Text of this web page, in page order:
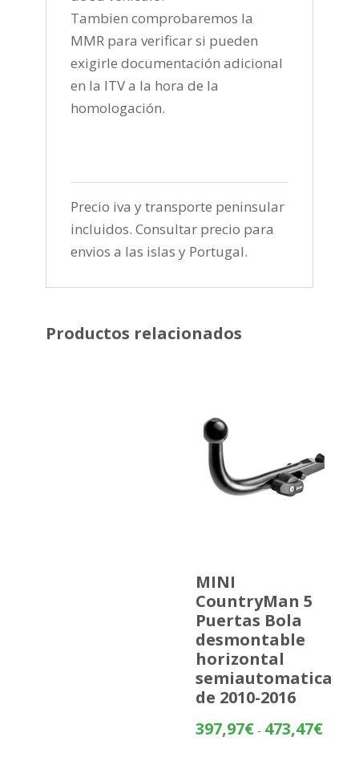
Tambien comprobaremos la
MMR para verificar si pueden
exigirle documentación adicional
en la ITV a la hora de la
homologación.
Precio iva y transporte peninsular
incluidos. Consultar precio para
envios a las islas y Portugal.
Productos relacionados
MINI
CountryMan 5
Puertas Bola
desmontable
horizontal
semiautomatica
de 2010-2016
397,97€ - 473,47€Rango